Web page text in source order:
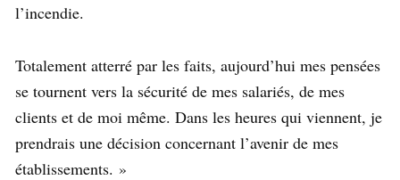
l’incendie.
Totalement atterré par les faits, aujourd’hui mes pensées
se tournent vers la sécurité de mes salariés, de mes
clients et de moi même. Dans les heures qui viennent, je
prendrais une décision concernant l’avenir de mes
établissements. »